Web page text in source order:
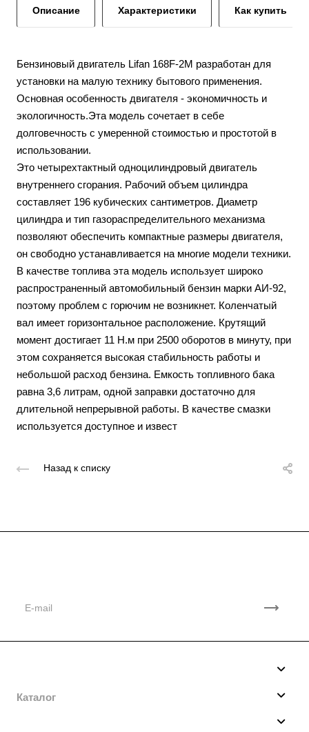
Описание Характеристики Как купить
Бензиновый двигатель Lifan 168F-2M разработан для
установки на малую технику бытового применения.
Основная особенность двигателя - экономичность и
экологичность.Эта модель сочетает в себе
долговечность с умеренной стоимостью и простотой в
использовании.
Это четырехтактный одноцилиндровый двигатель
внутреннего сгорания. Рабочий объем цилиндра
составляет 196 кубических сантиметров. Диаметр
цилиндра и тип газораспределительного механизма
позволяют обеспечить компактные размеры двигателя,
он свободно устанавливается на многие модели техники.
В качестве топлива эта модель использует широко
распространенный автомобильный бензин марки АИ-92,
поэтому проблем с горючим не возникнет. Коленчатый
вал имеет горизонтальное расположение. Крутящий
момент достигает 11 Н.м при 2500 оборотов в минуту, при
этом сохраняется высокая стабильность работы и
небольшой расход бензина. Емкость топливного бака
равна 3,6 литрам, одной заправки достаточно для
длительной непрерывной работы. В качестве смазки
используется доступное и извест
Назад к списку
О нас
Каталог